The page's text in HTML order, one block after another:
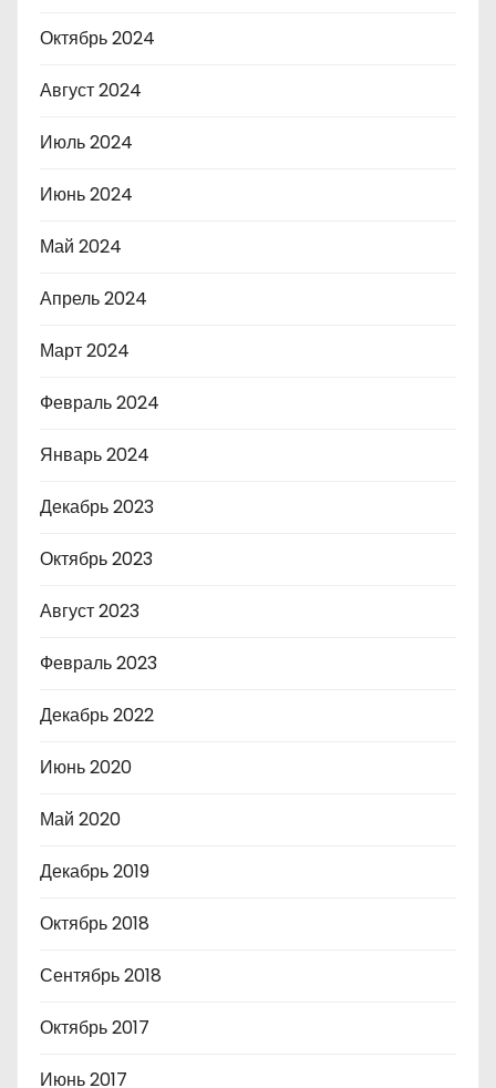
Октябрь 2024
Август 2024
Июль 2024
Июнь 2024
Май 2024
Апрель 2024
Март 2024
Февраль 2024
Январь 2024
Декабрь 2023
Октябрь 2023
Август 2023
Февраль 2023
Декабрь 2022
Июнь 2020
Май 2020
Декабрь 2019
Октябрь 2018
Сентябрь 2018
Октябрь 2017
Июнь 2017